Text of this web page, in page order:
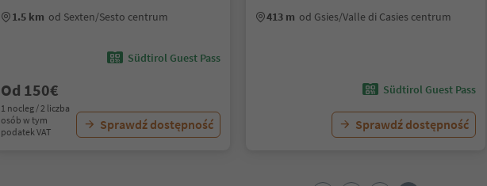
1.5 km od Sexten/Sesto centrum
Südtirol Guest Pass
Od 150€
1 nocleg / 2 liczba
osób w tym
podatek VAT
Sprawdź dostępność
413 m od Gsies/Valle di Casies centrum
Südtirol Guest Pass
Sprawdź dostępność